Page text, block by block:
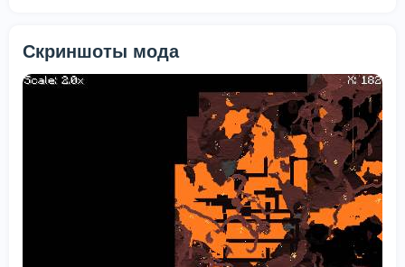
Скриншоты мода